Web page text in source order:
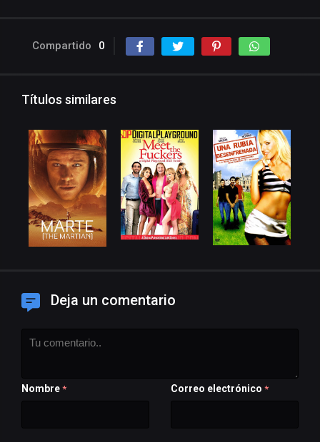
Compartido 0
Títulos similares
Deja un comentario
Nombre * Correo electrónico *